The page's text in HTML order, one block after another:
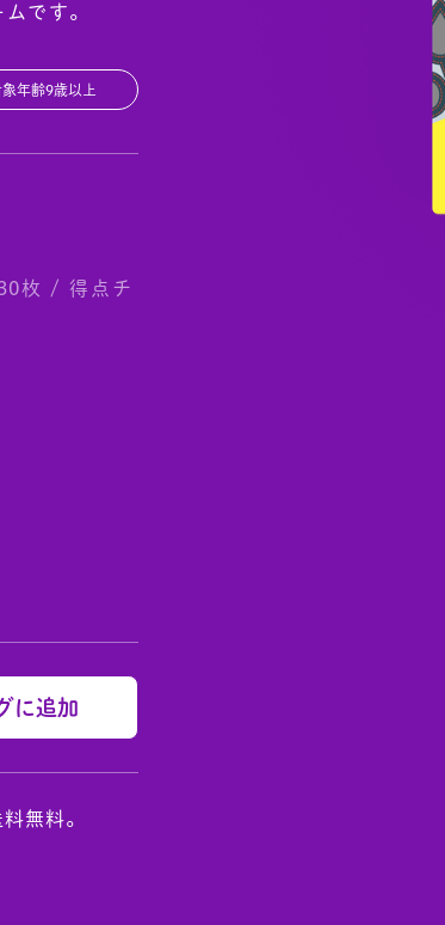
です。
象年齢9歳以上
枚 / 得点チ
に追加